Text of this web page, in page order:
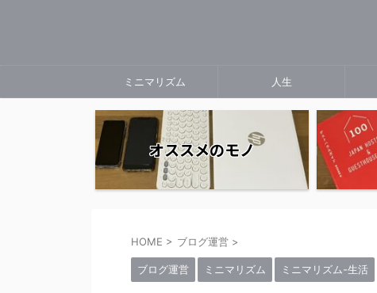
ミニマリズム 人生
オススメのモノ
HOME > ブログ運営 >
ブログ運営 ミニマリズム ミニマリズム-生活